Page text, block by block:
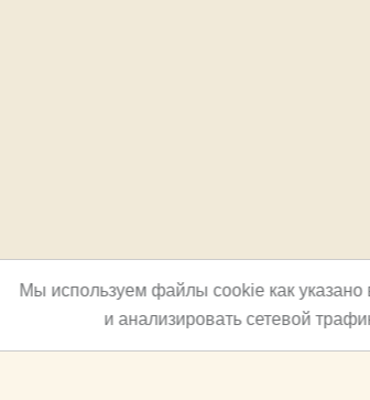
Мы используем файлы cookie как указано
и анализировать сетевой